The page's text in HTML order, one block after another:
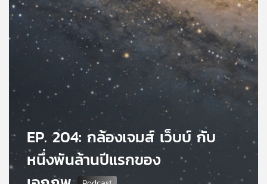
ข่าว
และ
กิจกรรม
กับ
เครือ
ข่าย
EP. 204: กล้องเจมส์ เว็บบ์ กับ
หนึ่งพันล้านปีแรกของ